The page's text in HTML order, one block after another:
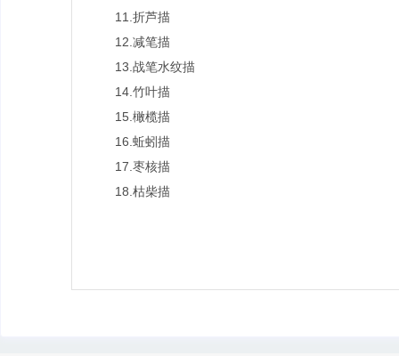
11.折芦描
12.减笔描
13.战笔水纹描
14.竹叶描
15.橄榄描
16.蚯蚓描
17.枣核描
18.枯柴描